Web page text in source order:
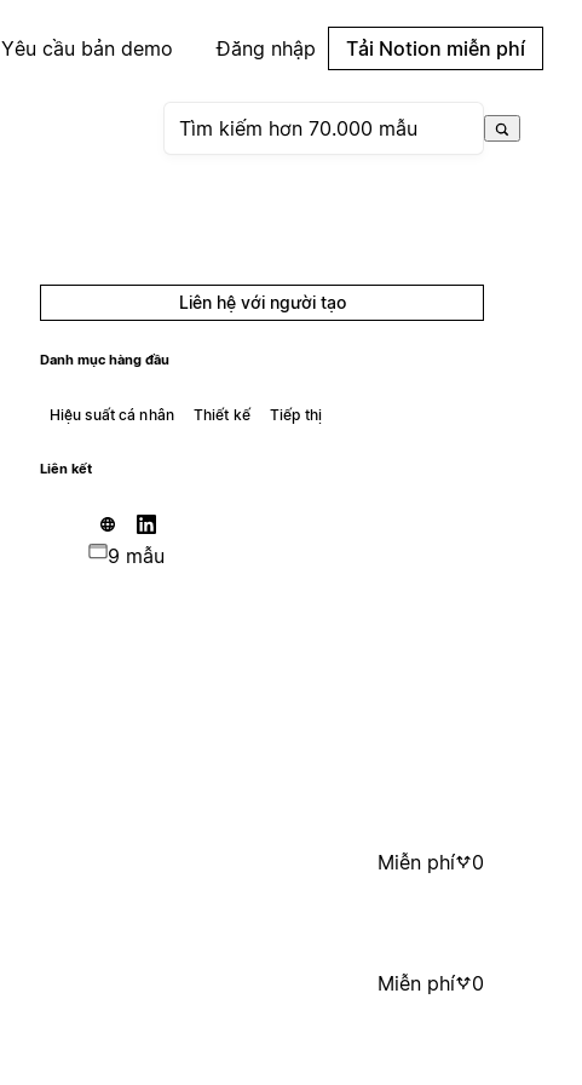
Yêu cầu bản demo Đăng nhập Tải Notion miễn phí
Liên hệ với người tạo
Danh mục hàng đầu
Hiệu suất cá nhân Thiết kế Tiếp thị
Liên kết
9 mẫu
Miễn phí 0
Miễn phí 0